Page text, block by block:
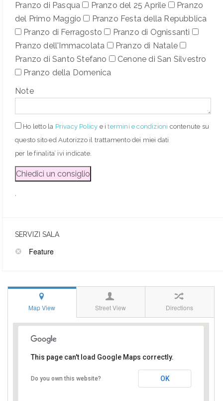
Pranzo di Pasqua
Pranzo del 25 Aprile
Pranzo
del Primo Maggio
Pranzo Festa della Repubblica
Pranzo di Ferragosto
Pranzo di Ognissanti
Pranzo dell'Immacolata
Pranzo di Natale
Pranzo di Santo Stefano
Cenone di San Silvestro
Pranzo della Domenica
Note
Ho letto la Privacy Policy e itermini e condizioni contenute su
questo sito ed Autorizzo il trattamento dei miei dati
per le finalita’ ivi indicate.
.
SERVIZI SALA
Feature
Map View Street View Directions
Via per Mercadante Km 4, 70020
This page can't load Google Maps correctly.
Do you own this website? OK